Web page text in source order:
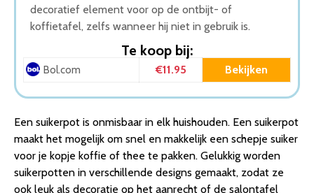
decoratief element voor op de ontbijt- of
koffietafel, zelfs wanneer hij niet in gebruik is.
Te koop bij:
Bol.com €11.95 Bekijken
Een suikerpot is onmisbaar in elk huishouden. Een suikerpot
maakt het mogelijk om snel en makkelijk een schepje suiker
voor je kopje koffie of thee te pakken. Gelukkig worden
suikerpotten in verschillende designs gemaakt, zodat ze
ook leuk als decoratie op het aanrecht of de salontafel